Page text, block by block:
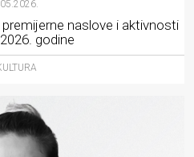
naslove i aktivnosti
godine